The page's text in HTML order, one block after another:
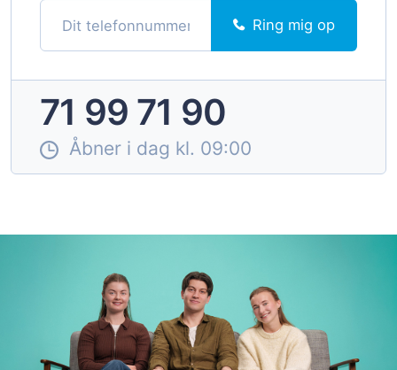
Ring mig op
71 99 71 90
Åbner i dag kl. 09:00